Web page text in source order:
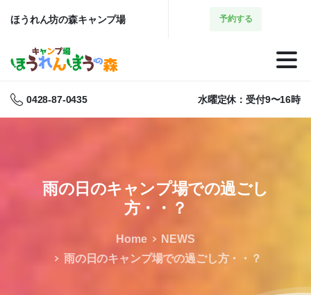
ほうれん坊の森キャンプ場 予約する
0428-87-0435 水曜定休：受付9〜16時
雨の日のキャンプ場での過ごし
方・・？
Home
NEWS
雨の日のキャンプ場での過ごし方・・？